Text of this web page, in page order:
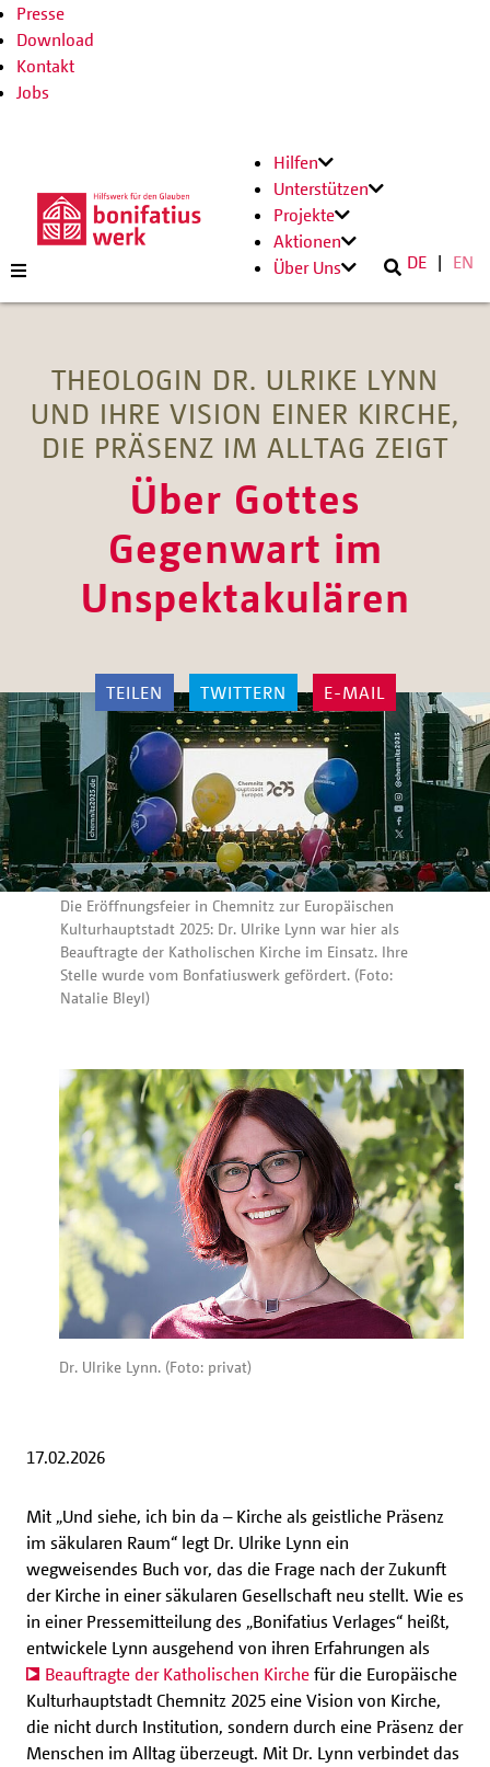
Presse
Download
Kontakt
Jobs
Hilfen
Unterstützen
Projekte
Aktionen
Über Uns
DE EN
THEOLOGIN DR. ULRIKE LYNN
UND IHRE VISION EINER KIRCHE,
DIE PRÄSENZ IM ALLTAG ZEIGT
Über Gottes
Gegenwart im
Unspektakulären
TEILEN TWITTERN E-MAIL
Die Eröffnungsfeier in Chemnitz zur Europäischen
Kulturhauptstadt 2025: Dr. Ulrike Lynn war hier als
Beauftragte der Katholischen Kirche im Einsatz. Ihre
Stelle wurde vom Bonfatiuswerk gefördert. (Foto:
Natalie Bleyl)
Dr. Ulrike Lynn. (Foto: privat)
17.02.2026
Mit „Und siehe, ich bin da – Kirche als geistliche Präsenz
im säkularen Raum“ legt Dr. Ulrike Lynn ein
wegweisendes Buch vor, das die Frage nach der Zukunft
der Kirche in einer säkularen Gesellschaft neu stellt. Wie es
in einer Pressemitteilung des „Bonifatius Verlages“ heißt,
entwickele Lynn ausgehend von ihren Erfahrungen als
Beauftragte der Katholischen Kirche für die Europäische
Kulturhauptstadt Chemnitz 2025 eine Vision von Kirche,
die nicht durch Institution, sondern durch eine Präsenz der
Menschen im Alltag überzeugt. Mit Dr. Lynn verbindet das